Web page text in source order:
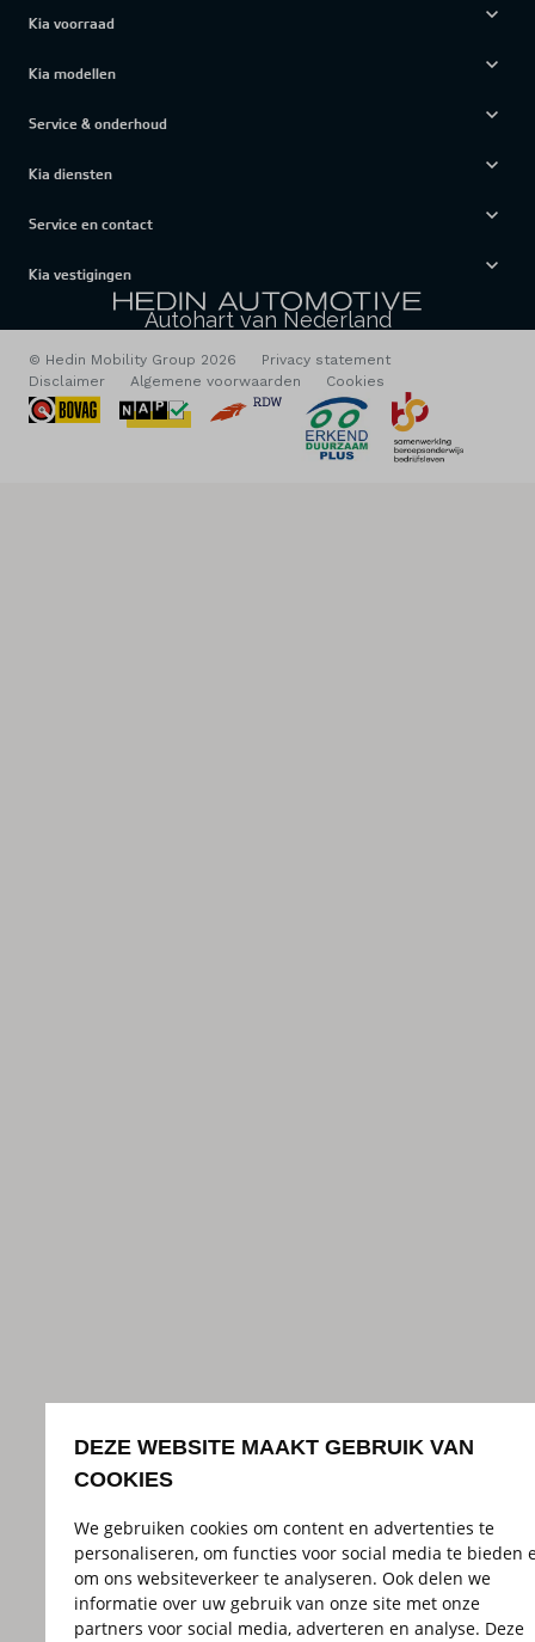
DEZE WEBSITE MAAKT GEBRUIK VAN
COOKIES
We gebruiken cookies om content en advertenties te
personaliseren, om functies voor social media te bieden
om ons websiteverkeer te analyseren. Ook delen we
informatie over uw gebruik van onze site met onze
partners voor social media, adverteren en analyse. Deze
Kia voorraad
Kia modellen
Service & onderhoud
Kia diensten
Service en contact
Kia vestigingen
Autohart van Nederland
© Hedin Mobility Group 2026
Privacy statement
Disclaimer
Algemene voorwaarden Cookies